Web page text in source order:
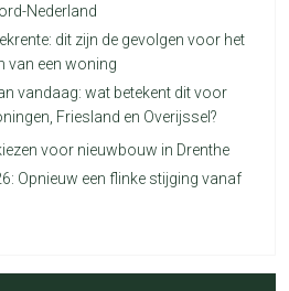
Nederland
dit zijn de gevolgen voor het
van een woning
vandaag: wat betekent dit voor
Friesland en Overijssel?
voor nieuwbouw in Drenthe
Opnieuw een flinke stijging vanaf